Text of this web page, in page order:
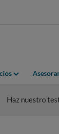
Haz nuestro